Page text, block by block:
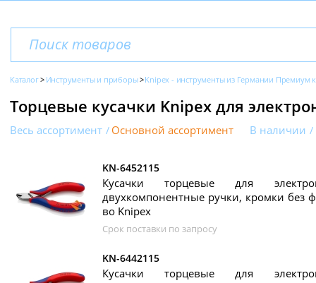
Каталог Инструменты и приборы Knipex - инструменты из Германии Премиум
Торцевые кусачки Knipex для
Весь ассортимент Основной ассортимент В наличии
KN-6452115
Кусачки торцевые для
двухкомпонентные ручки, кромки без
во Knipex
Срок поставки по запросу
KN-6442115
Кусачки торцевые для